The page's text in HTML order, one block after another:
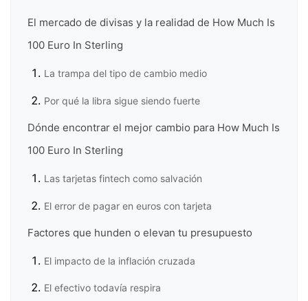
El mercado de divisas y la realidad de How Much Is
100 Euro In Sterling
La trampa del tipo de cambio medio
Por qué la libra sigue siendo fuerte
Dónde encontrar el mejor cambio para How Much Is
100 Euro In Sterling
Las tarjetas fintech como salvación
El error de pagar en euros con tarjeta
Factores que hunden o elevan tu presupuesto
El impacto de la inflación cruzada
El efectivo todavía respira